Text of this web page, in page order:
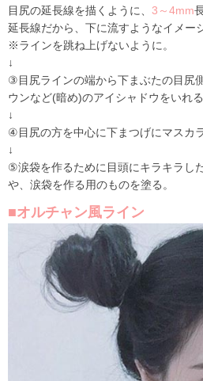
目尻の延長線を描くように、 3～4mm
延長線だから、下に流すようなイメー
※ラインを跳ね上げないように。
↓
③目尻ラインの端から下まぶたの目尻
ウンなど(暗め)のアイシャドウをいれる
↓
④目尻の方を中心に下まつげにマスカ
↓
⑤涙袋を作るために目頭にキラキラし
や、涙袋を作る用のものを塗る。
■オルチャン風ライン